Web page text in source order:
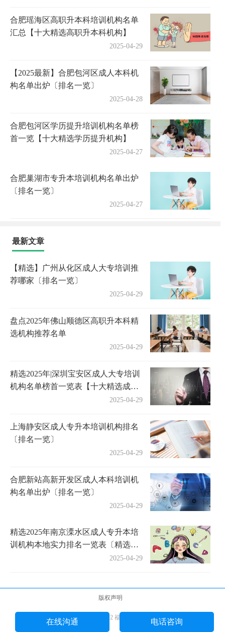
合肥瑶海区高职升本科培训机构名单
汇总【十大精选高职升本科机构】
2025-04-29
【2025最新】合肥包河区成人本科机
构名单出炉〔排名一览〕
2025-04-28
合肥包河区学历提升培训机构名单榜
首一览【十大精选学历提升机构】
2025-04-27
合肥巢湖市专升本培训机构名单出炉
〔排名一览〕
2025-04-27
最新文章
【精选】广州从化区成人大专培训推
荐哪家〔排名一览〕
2025-04-29
盘点2025年佛山顺德区高职升本科精
选机构推荐名单
2025-04-29
精选2025年|深圳宝安区成人大专培训
机构名单榜首一览表【十大精选成人
2025-04-29
上海静安区成人专升本培训机构排名
〔排名一览〕
2025-04-29
合肥新站高新开发区成人本科培训机
构名单出炉〔排名一览〕
2025-04-29
精选2025年南京溧水区成人专升本培
训机构本地实力排名一览表〔精选机
2025-04-29
版权声明
Copyright © 2018-2022 福途教育网 版权所有
在线沟通 电话咨询